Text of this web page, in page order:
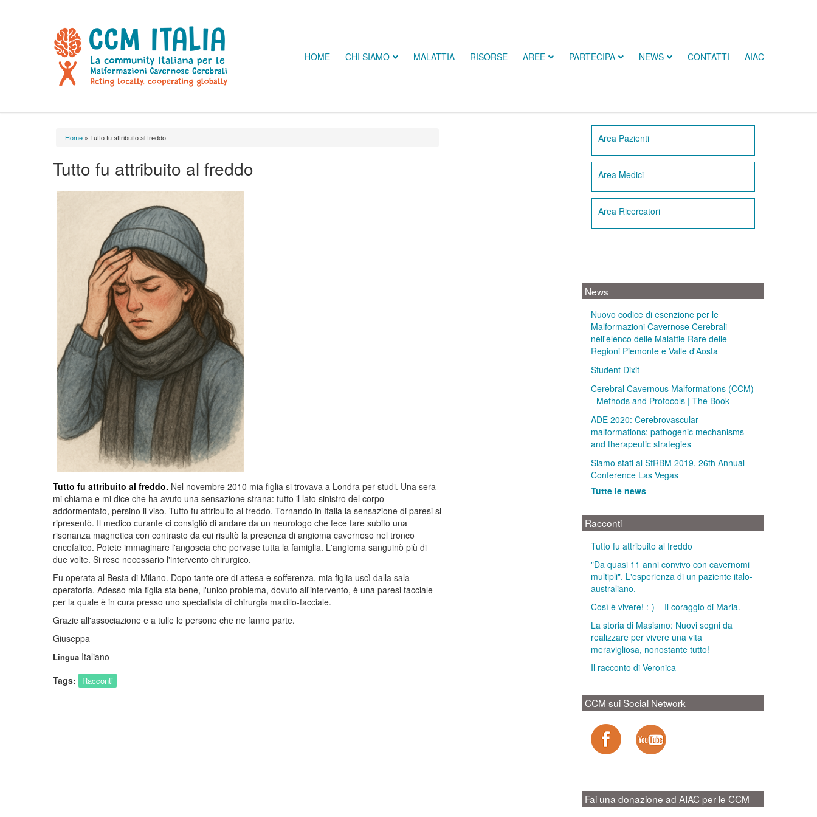
HOME CHI SIAMO MALATTIA RISORSE AREE PARTECIPA NEWS CONTATTI AIAC
Home » Tutto fu attribuito al freddo
Tutto fu attribuito al freddo
Tutto fu attribuito al freddo. Nel novembre 2010 mia figlia si trovava a Londra per studi. Una sera
mi chiama e mi dice che ha avuto una sensazione strana: tutto il lato sinistro del corpo
addormentato, persino il viso. Tutto fu attribuito al freddo. Tornando in Italia la sensazione di paresi si
ripresentò. Il medico curante ci consigliò di andare da un neurologo che fece fare subito una
risonanza magnetica con contrasto da cui risultò la presenza di angioma cavernoso nel tronco
encefalico. Potete immaginare l'angoscia che pervase tutta la famiglia. L'angioma sanguinò più di
due volte. Si rese necessario l'intervento chirurgico.
Fu operata al Besta di Milano. Dopo tante ore di attesa e sofferenza, mia figlia uscì dalla sala
operatoria. Adesso mia figlia sta bene, l'unico problema, dovuto all'intervento, è una paresi facciale
per la quale è in cura presso uno specialista di chirurgia maxillo-facciale.
Grazie all'associazione e a tulle le persone che ne fanno parte.
Giuseppa
Lingua Italiano
Tags:
Racconti
Area Pazienti
Area Medici
Area Ricercatori
News
Nuovo codice di esenzione per le
Malformazioni Cavernose Cerebrali
nell'elenco delle Malattie Rare delle
Regioni Piemonte e Valle d'Aosta
Student Dixit
Cerebral Cavernous Malformations (CCM)
- Methods and Protocols | The Book
ADE 2020: Cerebrovascular
malformations: pathogenic mechanisms
and therapeutic strategies
Siamo stati al SfRBM 2019, 26th Annual
Conference Las Vegas
Tutte le news
Racconti
Tutto fu attribuito al freddo
"Da quasi 11 anni convivo con cavernomi
multipli". L'esperienza di un paziente italo-
australiano.
Così è vivere! :-) – Il coraggio di Maria.
La storia di Masismo: Nuovi sogni da
realizzare per vivere una vita
meravigliosa, nonostante tutto!
Il racconto di Veronica
CCM sui Social Network
Fai una donazione ad AIAC per le CCM